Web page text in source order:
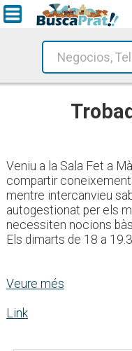
Veniu a la Sala Fet a
compartir
mentre intercanvieu
autogestionat per els
necessiten nocions
Els dimarts de 18 a
Veure més
Link